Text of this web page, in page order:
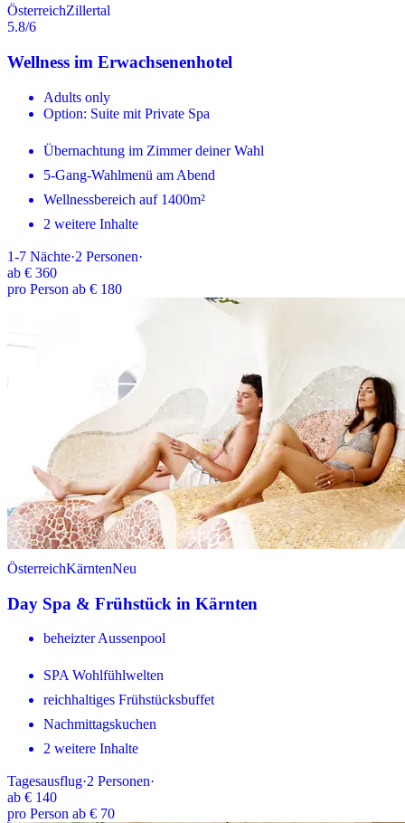
ÖsterreichZillertal
5.8/6
Wellness im Erwachsenenhotel
Adults only
Option: Suite mit Private Spa
Übernachtung im Zimmer deiner Wahl
5-Gang-Wahlmenü am Abend
Wellnessbereich auf 1400m²
2 weitere Inhalte
1-7 Nächte·2 Personen·
ab € 360
pro Person ab € 180
ÖsterreichKärntenNeu
Day Spa & Frühstück in Kärnten
beheizter Aussenpool
SPA Wohlfühlwelten
reichhaltiges Frühstücksbuffet
Nachmittagskuchen
2 weitere Inhalte
Tagesausflug·2 Personen·
ab € 140
pro Person ab € 70